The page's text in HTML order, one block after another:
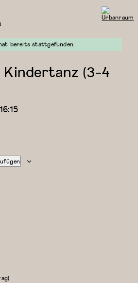
bereits stattgefunden.
(3-4
16:15